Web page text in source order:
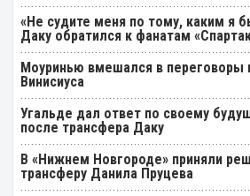
«Не судите меня по тому, каким я
Даку обратился к фанатам
Моуринью вмешался в переговоры
Винисиуса
Угальде дал ответ по своему
после трансфера Даку
В «Нижнем Новгороде» приняли
трансферу Данила Пруцева